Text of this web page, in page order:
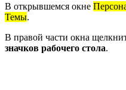
В открывшемся окне
Темы.
В правой части окна
значков рабочего стола.